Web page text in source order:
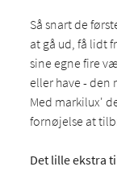
Så snart de
at gå ud, få lidt
sine egne fire
eller have -
Med markilux'
fornøjelse at
Det lille ekstra